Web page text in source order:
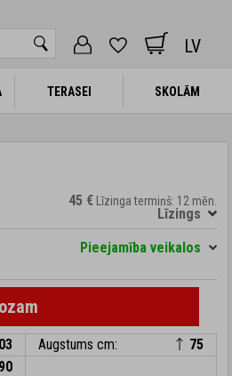
LV
TERASEI SKOLĀM
TERASEI SKOLĀM
45 € Līzinga termiņš: 12 mēn.
Līzings
Pieejamība veikalos
Augstums cm:
75